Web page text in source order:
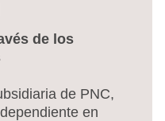
de los
de PNC,
en